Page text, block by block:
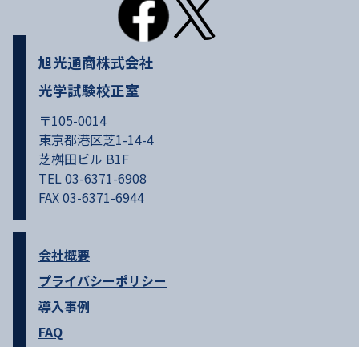
旭光通商株式会社
光学試験校正室
〒105-0014
東京都港区芝1-14-4
芝桝田ビル B1F
TEL 03-6371-6908
FAX 03-6371-6944
会社概要
プライバシーポリシー
導入事例
FAQ